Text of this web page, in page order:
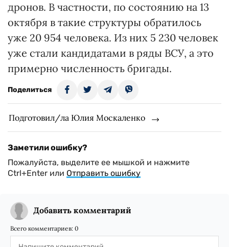
дронов. В частности, по состоянию на 13
октября в такие структуры обратилось
уже 20 954 человека. Из них 5 230 человек
уже стали кандидатами в ряды ВСУ, а это
примерно численность бригады.
Поделиться
Подготовил/ла Юлия Москаленко
Заметили ошибку?
Пожалуйста, выделите ее мышкой и нажмите
Ctrl+Enter или Отправить ошибку
Добавить комментарий
Всего комментариев: 0